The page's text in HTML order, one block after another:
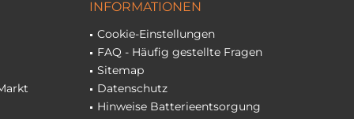
INFORMATIONEN
Cookie-Einstellungen
FAQ - Häufig gestellte Fragen
Sitemap
Datenschutz
Hinweise Batterieentsorgung